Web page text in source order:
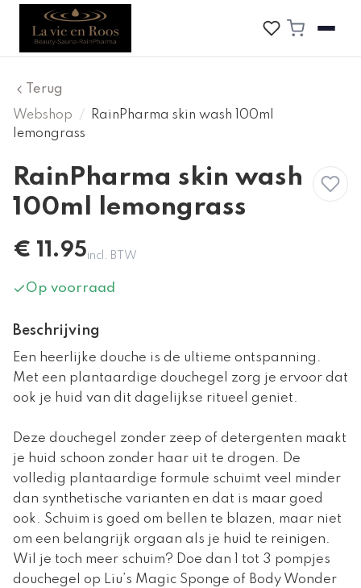
Terug
Webshop
/
RainPharma skin wash 100ml
lemongrass
RainPharma skin wash
100ml lemongrass
€ 11.95incl. BTW
Op voorraad
Beschrijving
Een heerlijke douche is de ultieme ontspanning.
Met een plantaardige douchegel zorg je ervoor dat
ook je huid van dit dagelijkse ritueel geniet.
Deze douchegel zonder zeep of detergenten maakt
je huid schoon zonder haar uit te drogen. De
volledig plantaardige formule schuimt veel minder
dan synthetische varianten en dat is maar goed
ook. Schuim is goed om bellen te blazen, maar niet
om een belangrijk orgaan als je huid te reinigen.
Wil je toch meer schuim? Doe dan 1 tot 3 pompjes
douchegel op Liu’s Magic Sponge of Body Wonder